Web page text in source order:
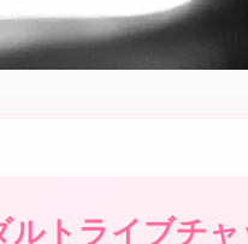
ルトライブチ